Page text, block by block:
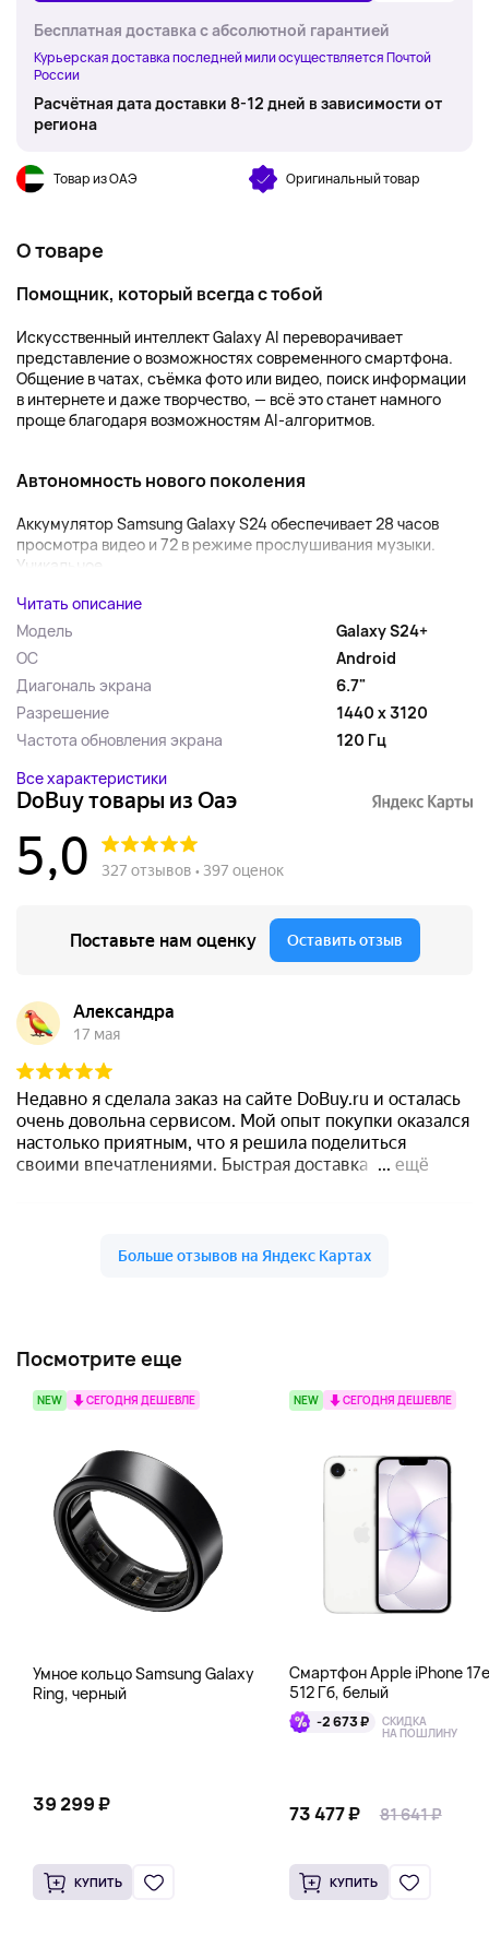
Бесплатная доставка с абсолютной гарантией
Курьерская доставка последней мили осуществляется Почтой
России
Расчётная дата доставки 8-12 дней в зависимости от
региона
Товар из ОАЭ Оригинальный товар
О товаре
Помощник, который всегда с тобой
Искусственный интеллект Galaxy AI переворачивает
представление о возможностях современного смартфона.
Общение в чатах, съёмка фото или видео, поиск информации
в интернете и даже творчество, — всё это станет намного
проще благодаря возможностям AI-алгоритмов.
Автономность нового поколения
Аккумулятор Samsung Galaxy S24 обеспечивает 28 часов
просмотра видео и 72 в режиме прослушивания музыки.
Уникальное...
Читать описание
Модель
Galaxy S24+
ОС
Android
Диагональ экрана
6.7"
Разрешение
1440 x 3120
Частота обновления экрана
120 Гц
Все характеристики
Посмотрите еще
NEW СЕГОДНЯ ДЕШЕВЛЕ
Умное кольцо Samsung Galaxy
Ring, черный
39 299 ₽
КУПИТЬ
NEW СЕГОДНЯ ДЕШЕВЛЕ
Смартфон Apple iPhone 17e
512 Гб, белый
-2 673 ₽ СКИДКА
НА ПОШЛИНУ
73 477 ₽ 81 641 ₽
КУПИТЬ